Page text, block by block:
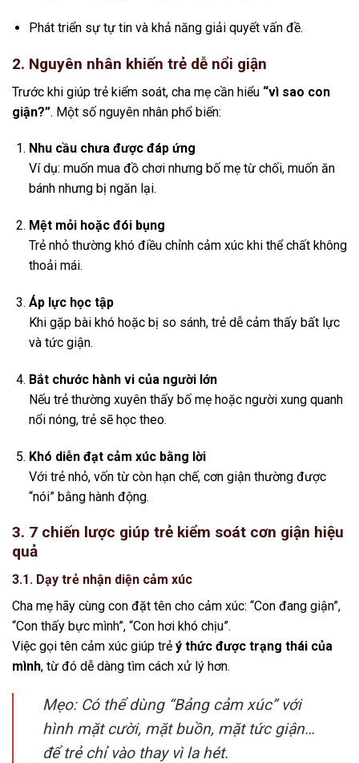
Phát triển sự tự tin và khả năng giải quyết vấn đề.
2. Nguyên nhân khiến trẻ dễ nổi giận
Trước khi giúp trẻ kiểm soát, cha mẹ cần hiểu “vì sao con
giận?”. Một số nguyên nhân phổ biến:
Nhu cầu chưa được đáp ứng
Ví dụ: muốn mua đồ chơi nhưng bố mẹ từ chối, muốn ăn
bánh nhưng bị ngăn lại.
Mệt mỏi hoặc đói bụng
Trẻ nhỏ thường khó điều chỉnh cảm xúc khi thể chất không
thoải mái.
Áp lực học tập
Khi gặp bài khó hoặc bị so sánh, trẻ dễ cảm thấy bất lực
và tức giận.
Bắt chước hành vi của người lớn
Nếu trẻ thường xuyên thấy bố mẹ hoặc người xung quanh
nổi nóng, trẻ sẽ học theo.
Khó diễn đạt cảm xúc bằng lời
Với trẻ nhỏ, vốn từ còn hạn chế, cơn giận thường được
“nói” bằng hành động.
3. 7 chiến lược giúp trẻ kiểm soát cơn giận hiệu
quả
3.1. Dạy trẻ nhận diện cảm xúc
Cha mẹ hãy cùng con đặt tên cho cảm xúc: “Con đang giận”,
“Con thấy bực mình”, “Con hơi khó chịu”.
Việc gọi tên cảm xúc giúp trẻ ý thức được trạng thái của
mình, từ đó dễ dàng tìm cách xử lý hơn.
Mẹo: Có thể dùng “Bảng cảm xúc” với
hình mặt cười, mặt buồn, mặt tức giận…
để trẻ chỉ vào thay vì la hét.